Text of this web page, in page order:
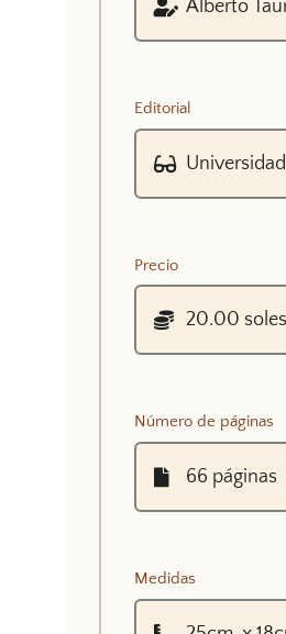
Editorial
Precio
Número de páginas
Medidas